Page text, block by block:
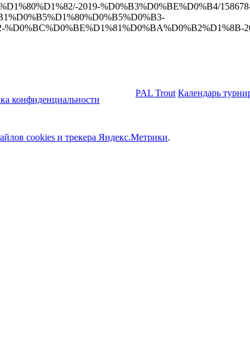
2019-%D0%B3%D0%BE%D0%B4/
конфиденциальности
PAL Trout Календарь
cookies и трекера Яндекс.Метрики.